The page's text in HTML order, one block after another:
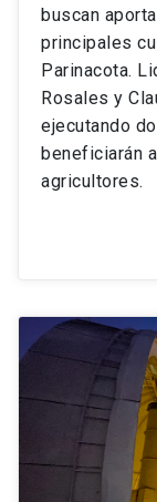
buscan
principales
Parinacota.
Rosales y
ejecutando
beneficiarán
agricultores.